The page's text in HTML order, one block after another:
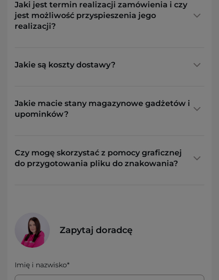
Jaki jest termin realizacji zamówienia i czy
jest możliwość przyspieszenia jego
realizacji?
Jakie są koszty dostawy?
Jakie macie stany magazynowe gadżetów i
upominków?
Czy mogę skorzystać z pomocy graficznej
do przygotowania pliku do znakowania?
Zapytaj doradcę
Imię i nazwisko*